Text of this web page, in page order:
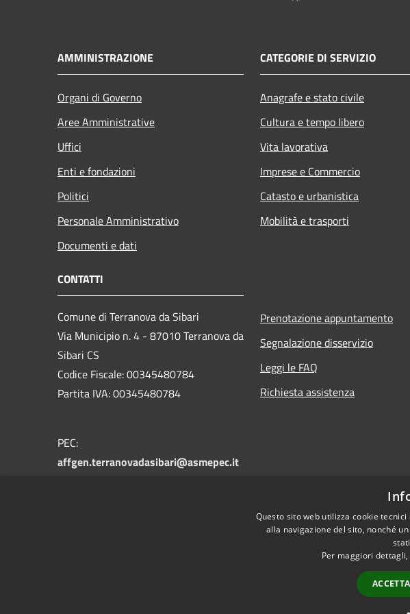
AMMINISTRAZIONE
Organi di Governo
Aree Amministrative
Uffici
Enti e fondazioni
Politici
Personale Amministrativo
Documenti e dati
CATEGORIE DI SERVIZIO
Anagrafe e stato civile
Cultura e tempo libero
Vita lavorativa
Imprese e Commercio
Catasto e urbanistica
Mobilità e trasporti
CONTATTI
Comune di Terranova da Sibari
Via Municipio n. 4 - 87010 Terranova da
Sibari CS
Codice Fiscale: 00345480784
Partita IVA: 00345480784
PEC:
affgen.terranovadasibari@asmepec.it
Prenotazione appuntamento
Segnalazione disservizio
Leggi le FAQ
Richiesta assistenza
Questo sito web utilizza cookie
alla navigazione del sito, nonché
Per maggiori